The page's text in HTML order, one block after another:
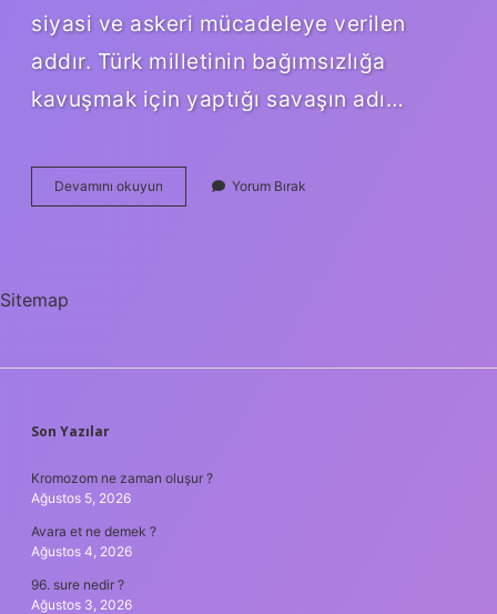
siyasi ve askeri mücadeleye verilen
addır. Türk milletinin bağımsızlığa
kavuşmak için yaptığı savaşın adı…
Devamını okuyun
Milleti
Yorum Bırak
Sitemap
SIDEBAR
Son Yazılar
Kromozom ne zaman oluşur ?
Ağustos 5, 2026
Avara et ne demek ?
Ağustos 4, 2026
96. sure nedir ?
Ağustos 3, 2026